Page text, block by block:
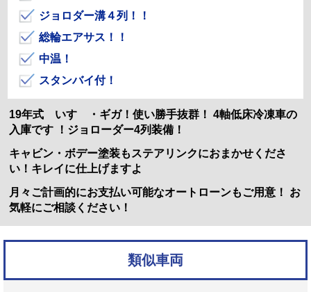
ジョロダー溝４列！！
総輪エアサス！！
中温！
スタンバイ付！
19年式 いすゞ・ギガ！使い勝手抜群！ 4軸低床冷凍車の
入庫です ！ジョローダー4列装備！
キャビン・ボデー塗装もステアリンクにおまかせくださ
い！キレイに仕上げますよ
月々ご計画的にお支払い可能なオートローンもご用意！ お
気軽にご相談ください！
類似車両